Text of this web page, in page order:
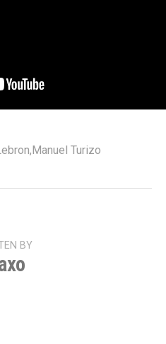
,Manuel Turizo
BY